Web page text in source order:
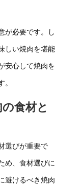
が必要です。し
しい焼肉を堪能
安心して焼肉を
食材と
選びが重要で
め、食材選びに
避けるべき焼肉